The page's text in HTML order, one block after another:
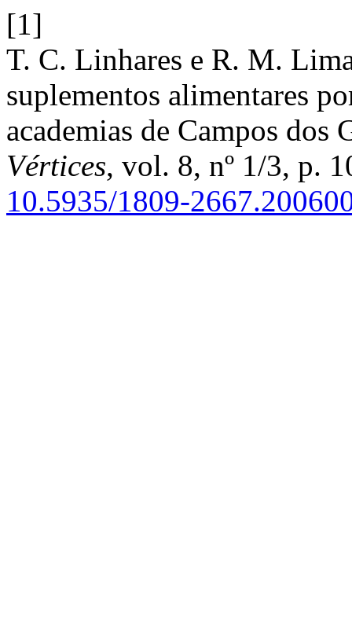
[1]
T. C. Linhares e R. M.
suplementos alimentares
academias de Campos dos
Vértices, vol. 8, nº 1/3, p.
10.5935/1809-